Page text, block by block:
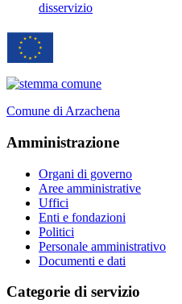
disservizio
Comune di Arzachena
Amministrazione
Organi di governo
Aree amministrative
Uffici
Enti e fondazioni
Politici
Personale amministrativo
Documenti e dati
Categorie di servizio